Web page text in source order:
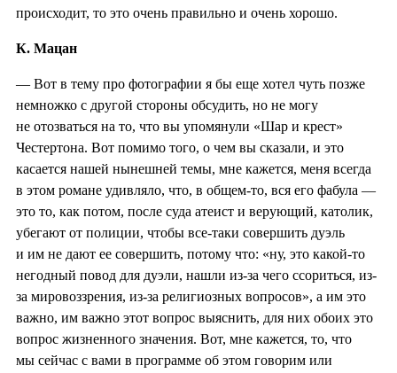
происходит, то это очень правильно и очень хорошо.
К. Мацан
— Вот в тему про фотографии я бы еще хотел чуть позже
немножко с другой стороны обсудить, но не могу
не отозваться на то, что вы упомянули «Шар и крест»
Честертона. Вот помимо того, о чем вы сказали, и это
касается нашей нынешней темы, мне кажется, меня всегда
в этом романе удивляло, что, в общем-то, вся его фабула —
это то, как потом, после суда атеист и верующий, католик,
убегают от полиции, чтобы все-таки совершить дуэль
и им не дают ее совершить, потому что: «ну, это какой-то
негодный повод для дуэли, нашли из-за чего ссориться, из-
за мировоззрения, из-за религиозных вопросов», а им это
важно, им важно этот вопрос выяснить, для них обоих это
вопрос жизненного значения. Вот, мне кажется, то, что
мы сейчас с вами в программе об этом говорим или